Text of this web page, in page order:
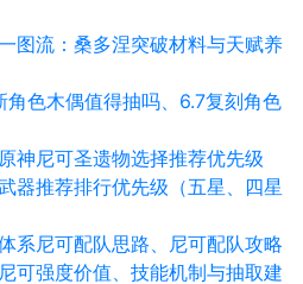
图流：桑多涅突破材料与天赋养
色木偶值得抽吗、6.7复刻角色
神尼可圣遗物选择推荐优先级
器推荐排行优先级（五星、四星
系尼可配队思路、尼可配队攻略
可强度价值、技能机制与抽取建